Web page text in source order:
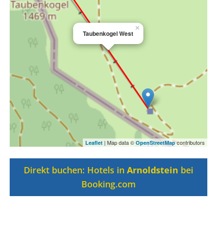
Taubenkogel West
×
Leaflet | Map data © OpenStreetMapcontributors
Direkt buchen: Hotels in Arnoldstein bei
Booking.com